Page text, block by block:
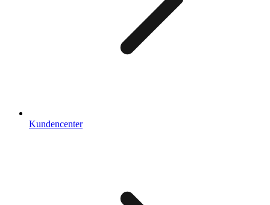
Kundencenter